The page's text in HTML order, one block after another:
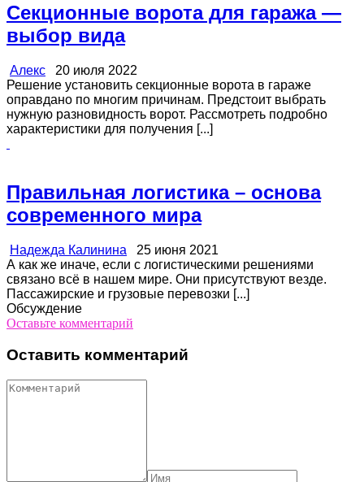
Секционные ворота для гаража —
выбор вида
Алекс 20 июля 2022
Решение установить секционные ворота в гараже
оправдано по многим причинам. Предстоит выбрать
нужную разновидность ворот. Рассмотреть подробно
характеристики для получения [...]
Правильная логистика – основа
современного мира
Надежда Калинина 25 июня 2021
А как же иначе, если с логистическими решениями
связано всё в нашем мире. Они присутствуют везде.
Пассажирские и грузовые перевозки [...]
Обсуждение
Оставьте комментарий
Оставить комментарий